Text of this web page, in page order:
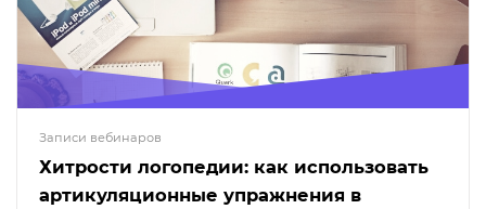
Записи вебинаров
Хитрости логопедии: как использовать
артикуляционные упражнения в